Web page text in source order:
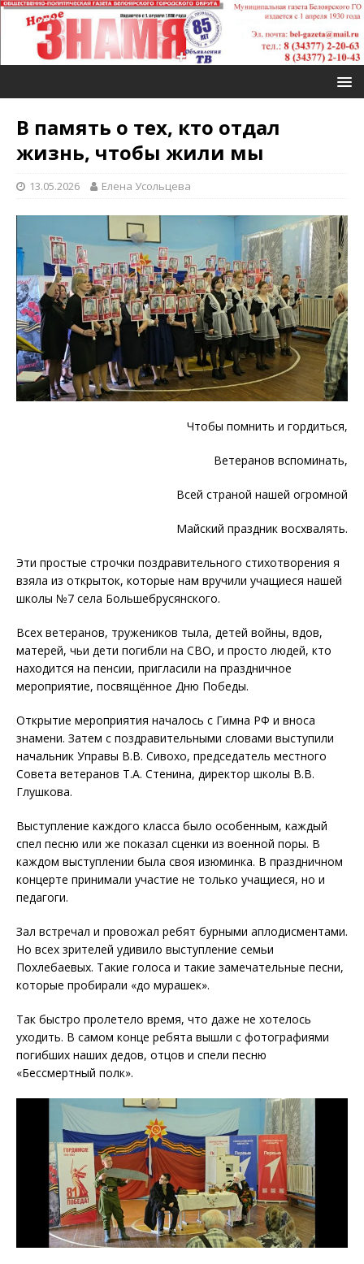
В память о тех, кто отдал
жизнь, чтобы жили мы
13.05.2026 Елена Усольцева
Чтобы помнить и гордиться,
Ветеранов вспоминать,
Всей страной нашей огромной
Майский праздник восхвалять.
Эти простые строчки поздравительного стихотворения я
взяла из открыток, которые нам вручили учащиеся нашей
школы №7 села Большебрусянского.
Всех ветеранов, тружеников тыла, детей войны, вдов,
матерей, чьи дети погибли на СВО, и просто людей, кто
находится на пенсии, пригласили на праздничное
мероприятие, посвящённое Дню Победы.
Открытие мероприятия началось с Гимна РФ и вноса
знамени. Затем с поздравительными словами выступили
начальник Управы В.В. Сивохо, председатель местного
Совета ветеранов Т.А. Стенина, директор школы В.В.
Глушкова.
Выступление каждого класса было особенным, каждый
спел песню или же показал сценки из военной поры. В
каждом выступлении была своя изюминка. В праздничном
концерте принимали участие не только учащиеся, но и
педагоги.
Зал встречал и провожал ребят бурными аплодисментами.
Но всех зрителей удивило выступление семьи
Похлебаевых. Такие голоса и такие замечательные песни,
которые пробирали «до мурашек».
Так быстро пролетело время, что даже не хотелось
уходить. В самом конце ребята вышли с фотографиями
погибших наших дедов, отцов и спели песню
«Бессмертный полк».